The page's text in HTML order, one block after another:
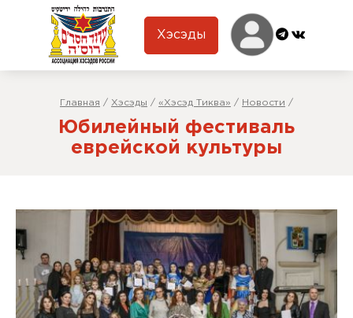
Хэсэды
Главная / Хэсэды / «Хэсэд Тиква» / Новости /
Юбилейный фестиваль
еврейской культуры